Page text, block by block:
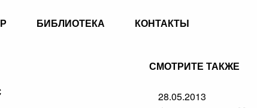
БИБЛИОТЕКА КОНТАКТЫ
СМОТРИТЕ ТАКЖЕ
28.05.2013